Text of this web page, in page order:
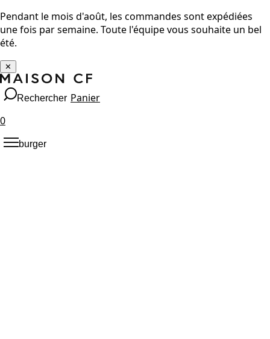
Pendant le mois d'août, les commandes sont expédiées
une fois par semaine. Toute l'équipe vous souhaite un bel
été.
✕
Rechercher Panier
0
burger